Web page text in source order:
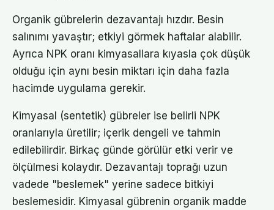
Organik gübrelerin dezavantajı hızdır. Besin
salınımı yavaştır; etkiyi görmek haftalar alabilir.
Ayrıca NPK oranı kimyasallara kıyasla çok düşük
olduğu için aynı besin miktarı için daha fazla
hacimde uygulama gerekir.
Kimyasal (sentetik) gübreler ise belirli NPK
oranlarıyla üretilir; içerik dengeli ve tahmin
edilebilirdir. Birkaç günde görülür etki verir ve
ölçülmesi kolaydır. Dezavantajı toprağı uzun
vadede "beslemek" yerine sadece bitkiyi
beslemesidir. Kimyasal gübrenin organik madde